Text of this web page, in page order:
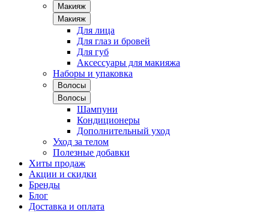
Макияж
Макияж
Для лица
Для глаз и бровей
Для губ
Аксессуары для макияжа
Наборы и упаковка
Волосы
Волосы
Шампуни
Кондиционеры
Дополнительный уход
Уход за телом
Полезные добавки
Хиты продаж
Акции и скидки
Бренды
Блог
Доставка и оплата